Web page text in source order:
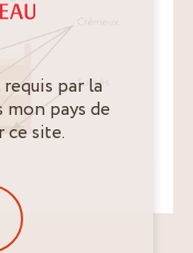
par la
pays de
ce site.